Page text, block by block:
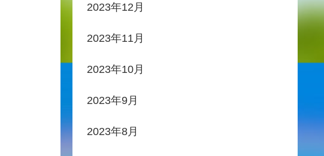
2023年12月
2023年11月
2023年10月
2023年9月
2023年8月